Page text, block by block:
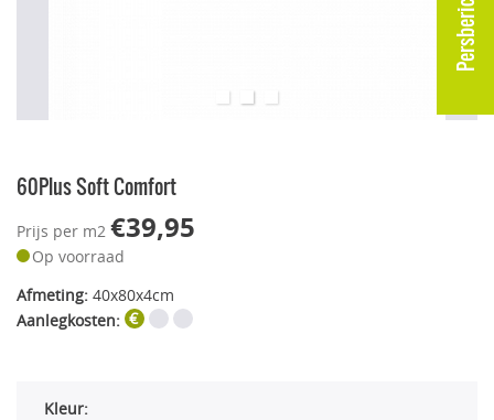
Persbericht
60Plus Soft Comfort
Prijs per m2 €39,95
Op voorraad
Afmeting: 40x80x4cm
Aanlegkosten:
Kleur: